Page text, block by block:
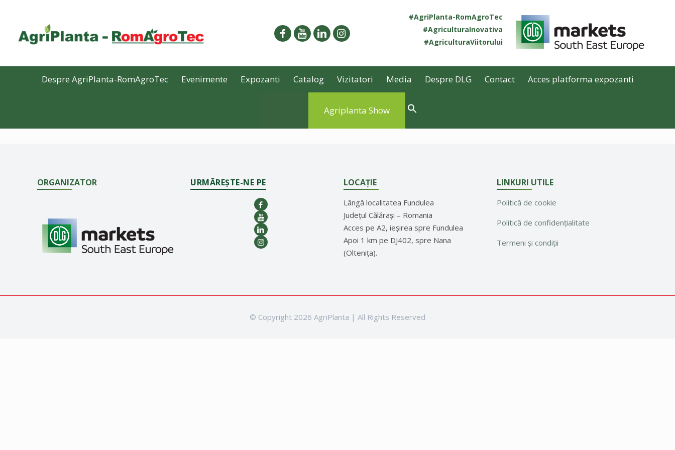
#AgriPlanta-RomAgroTec
#AgriculturaInovativa
#AgriculturaViitorului
Despre AgriPlanta-RomAgroTec Evenimente Expozanti Catalog Vizitatori Media Despre DLG Contact Acces platforma expozanti
Agriplanta Show
ORGANIZATOR URMĂREȘTE-NE PE LOCAȚIE
Lângă localitatea Fundulea
Județul Călărași – Romania
Acces pe A2, ieșirea spre Fundulea
Apoi 1 km pe DJ402, spre Nana
(Oltenița).
LINKURI UTILE
Politică de cookie
Politică de confidențialitate
Termeni și condiții
© Copyright 2026 AgriPlanta | All Rights Reserved